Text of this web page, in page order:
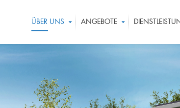
ÜBER UNS ANGEBOTE